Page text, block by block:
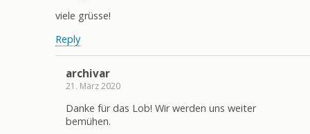
viele grüsse!
Reply
archivar
21. März 2020
Danke für das Lob! Wir werden uns weiter
bemühen.